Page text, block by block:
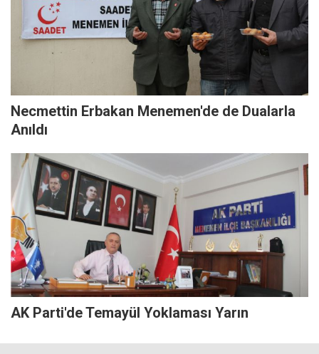
Necmettin Erbakan Menemen'de de Dualarla
Anıldı
AK Parti'de Temayül Yoklaması Yarın